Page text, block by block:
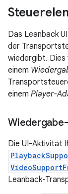
Das Leanback
der
wiedergibt.
einem
einem Player-
Die UI-Aktivität
Leanback-